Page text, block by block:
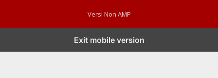
Versi Non AMP
Exit mobile version